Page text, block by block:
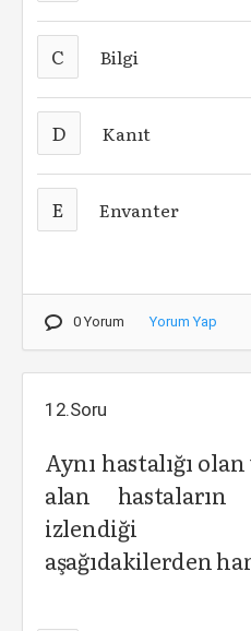
C Bilgi
D Kanıt
E Envanter
0 Yorum Yorum Yap
12.Soru
Aynı hastalığı
alan
izlendiği
aşağıdakilerden